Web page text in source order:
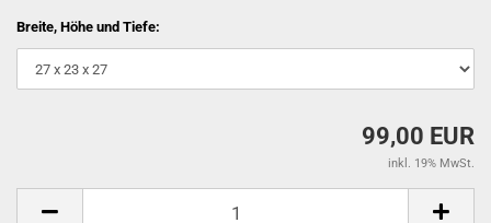
Breite, Höhe und Tiefe:
99,00 EUR
inkl. 19% MwSt.